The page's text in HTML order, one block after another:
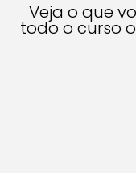
Veja o que
todo o curso